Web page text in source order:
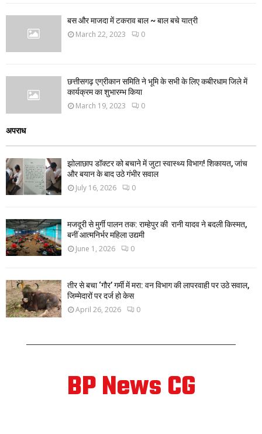
बस और माजदा में टकराव बाल ~ बाल बचे यात्री
March 22, 2023 0
छत्तीसगढ़ एग्रीकान समिति ने भूमि के सभी के लिए कबीरधाम जिले में
कार्यक्रम का शुभारम्भ किया
March 19, 2023 0
अपराध
झोलाछाप डॉक्टर को बचाने में जुटा स्वास्थ्य विभाग! शिकायत, जांच
और बयान के बाद उठे गंभीर सवाल
July 16, 2026 0
मजदूरी से मुर्गी पालन तक: राम्हेपुर की रानी यादव ने बदली किस्मत,
बनीं आत्मनिर्भर महिला उद्यमी
June 1, 2026 0
तीर से बचा ‘गौर’ गर्मी में मरा: वन विभाग की लापरवाही पर उठे सवाल,
जिम्मेदारों पर दर्ज हो केस
April 26, 2026 0
BP News CG